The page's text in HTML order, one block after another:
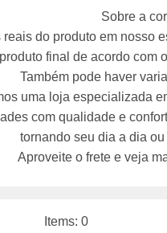
Sobre a
reais do produto em nosso
final de acordo com
Também pode haver
uma loja especializada
com qualidade e
tornando seu dia a dia
Aproveite o frete e veja
Items: 0